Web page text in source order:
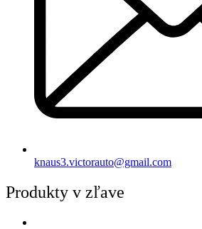
knaus3.victorauto@gmail.com
Produkty v zľave